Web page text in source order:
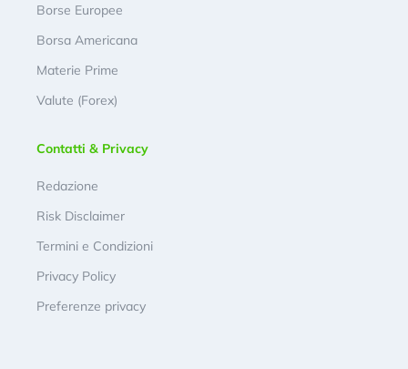
Borse Europee
Borsa Americana
Materie Prime
Valute (Forex)
Contatti & Privacy
Redazione
Risk Disclaimer
Termini e Condizioni
Privacy Policy
Preferenze privacy